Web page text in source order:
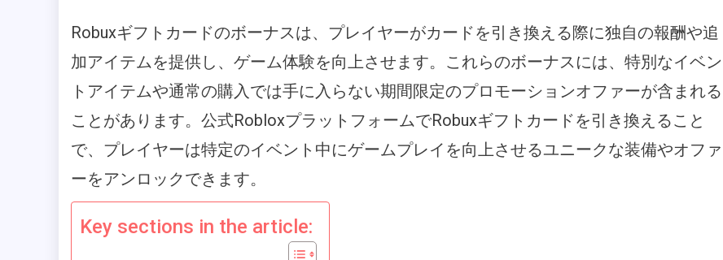
Robuxギフトカードのボーナスは、プレイヤーがカードを引き換える際に独自の報酬や追
加アイテムを提供し、ゲーム体験を向上させます。これらのボーナスには、特別なイベン
トアイテムや通常の購入では手に入らない期間限定のプロモーションオファーが含まれる
ことがあります。公式RobloxプラットフォームでRobuxギフトカードを引き換えること
で、プレイヤーは特定のイベント中にゲームプレイを向上させるユニークな装備やオファ
ーをアンロックできます。
Key sections in the article: